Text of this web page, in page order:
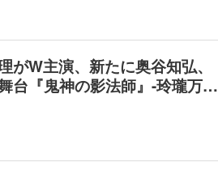
がW主演、新たに奥谷知弘、
台『鬼神の影法師』-玲瓏万…